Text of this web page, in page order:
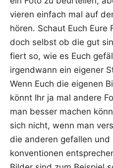
vie­ren ein­fach mal auf
hören. Schaut Euch
doch selbst ob die gut
fiert so, wie es Euch
irgend­wann ein eige­ner
Wenn Euch die eige­nen
könnt Ihr ja mal ande­re
man bes­ser machen
sich nicht, wenn man
die ande­ren gefal­len
kon­ven­tio­nen